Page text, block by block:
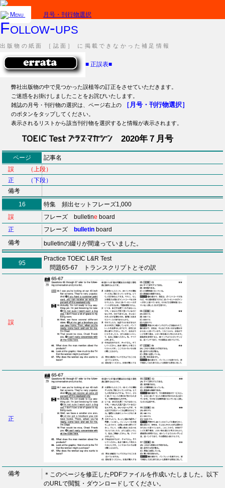
Menu 月号・刊行物選択
Follow-ups
出版物の紙面 ［誌面］ に掲載できなかった補足情報
■ 正誤表■
弊社出版物の中で見つかった誤植等の訂正をさせていただきます。
ご迷惑をお掛けしましたことをお詫びいたします。
雑誌の月号・刊行物の選択は、ページ右上の
［月号・刊行物選択］
のボタンをタップしてください。
表示されるリストから該当刊行物を選択すると情報が表示されます。
2020年７月号
ページ
記事名
誤 （上段）
正 （下段）
備考
16
特集 頻出セットフレーズ1,000
誤
フレーズ bulletine board
正
フレーズ bulletin board
備考
bulletinの綴りが間違っていました。
95
Practice TOEIC L&R Test
問題65-67 トランスクリプトとその訳
誤
正
備考
＊このページを修正したPDFファイルを作成いたしました。以下
のURLで閲覧・ダウンロードしてください。